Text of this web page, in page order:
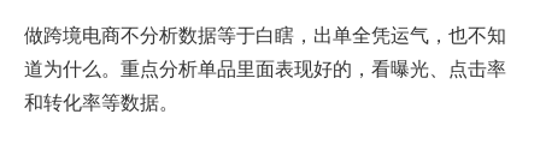
做跨境电商不分析数据等于白瞎，出单全凭运气，也不知
道为什么。重点分析单品里面表现好的，看曝光、点击率
和转化率等数据。